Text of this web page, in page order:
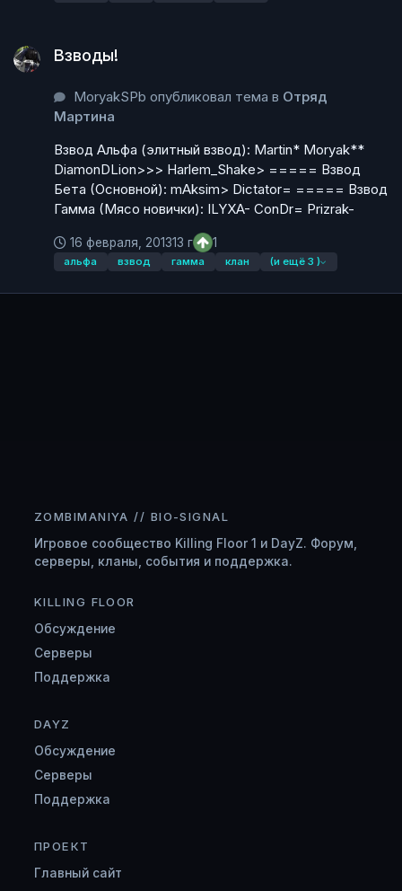
Взводы!
MoryakSPb опубликовал тема в Отряд
Мартина
Взвод Альфа (элитный взвод): Martin* Moryak**
DiamonDLion>>> Harlem_Shake> ===== Взвод
Бета (Основной): mAksim> Dictator= ===== Взвод
Гамма (Мясо новички): ILYXA- ConDr= Prizrak-
16 февраля, 201313 г 1
альфа взвод гамма клан (и ещё 3 )
ZOMBIMANIYA // BIO-SIGNAL
Игровое сообщество Killing Floor 1 и DayZ. Форум,
серверы, кланы, события и поддержка.
KILLING FLOOR
Обсуждение
Серверы
Поддержка
DAYZ
Обсуждение
Серверы
Поддержка
ПРОЕКТ
Главный сайт